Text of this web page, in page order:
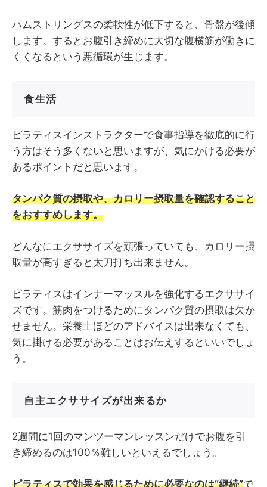
ハムストリングスの柔軟性が低下すると、骨盤が後傾
します。するとお腹引き締めに大切な腹横筋が働きに
くくなるという悪循環が生じます。
食生活
ピラティスインストラクターで食事指導を徹底的に行
う方はそう多くないと思いますが、気にかける必要が
あるポイントだと思います。
タンパク質の摂取や、カロリー摂取量を確認すること
をおすすめします。
どんなにエクササイズを頑張っていても、カロリー摂
取量が高すぎると太刀打ち出来ません。
ピラティスはインナーマッスルを強化するエクササイ
ズです。筋肉をつけるためにタンパク質の摂取は欠か
せません。栄養士ほどのアドバイスは出来なくても、
気に掛ける必要があることはお伝えするといいでしょ
う。
自主エクササイズが出来るか
2週間に1回のマンツーマンレッスンだけでお腹を引
き締めるのは100％難しいといえるでしょう。
ピラティスで効果を感じるために必要なのは“継続”で